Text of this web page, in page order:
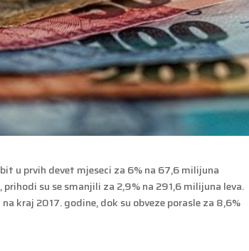
u prvih devet mjeseci za 6% na 67,6 milijuna
su se smanjili za 2,9% na 291,6 milijuna leva.
kraj 2017. godine, dok su obveze porasle za 8,6%